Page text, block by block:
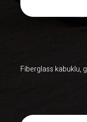
Fiberglass kabuklu,